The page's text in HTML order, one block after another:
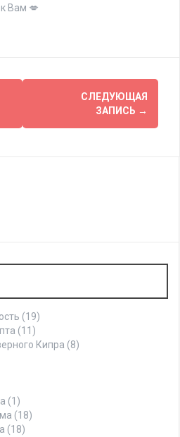
Вам 💋
СЛЕДУЮЩАЯ
ЗАПИСЬ →
(19)
(11)
Кипра (8)
(1)
(18)
(18)